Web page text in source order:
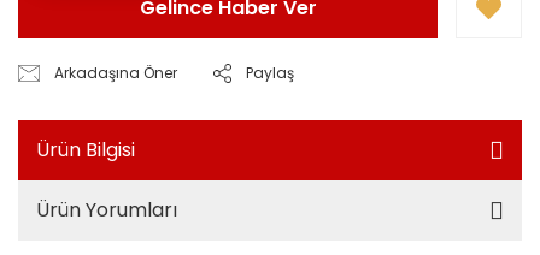
Gelince Haber Ver
Arkadaşına Öner Paylaş
Ürün Bilgisi
Ürün Yorumları